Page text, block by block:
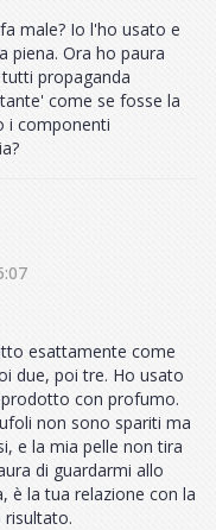
male? Io l'ho usato e
piena. Ora ho paura
propaganda
come se fosse la
i componenti
esattamente come
due, poi tre. Ho usato
prodotto con profumo.
non sono spariti ma
e la mia pelle non tira
di guardarmi allo
è la tua relazione con la
risultato.